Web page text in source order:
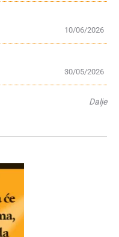
10/06/2026
30/05/2026
Dalje